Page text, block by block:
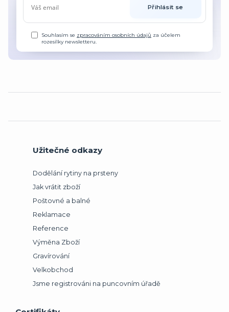
Přihlásit se
Souhlasím se zpracováním osobních údajů za účelem
rozesílky newsletteru.
Užitečné odkazy
Dodělání rytiny na prsteny
Jak vrátit zboží
Poštovné a balné
Reklamace
Reference
Výměna Zboží
Gravírování
Velkobchod
Jsme registrováni na puncovním úřadě